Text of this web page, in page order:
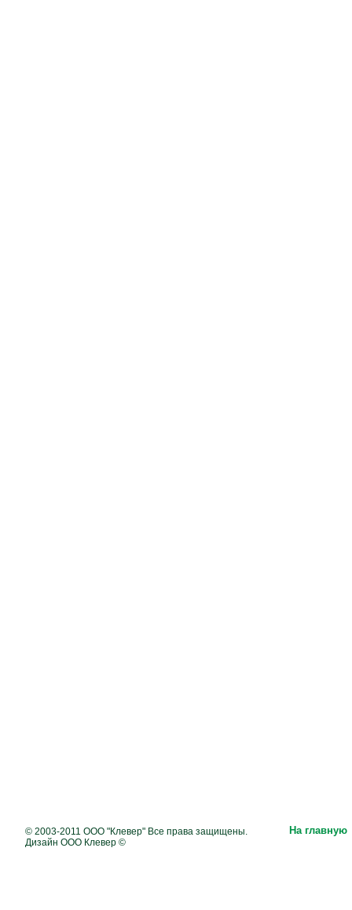
© 2003-2011 ООО "Клевер" Все права защищены.
Дизайн ООО Клевер ©
На главную